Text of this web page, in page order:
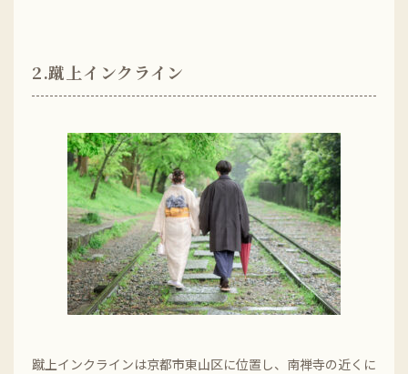
2.蹴上インクライン
蹴上インクラインは京都市東山区に位置し、南禅寺の近くに